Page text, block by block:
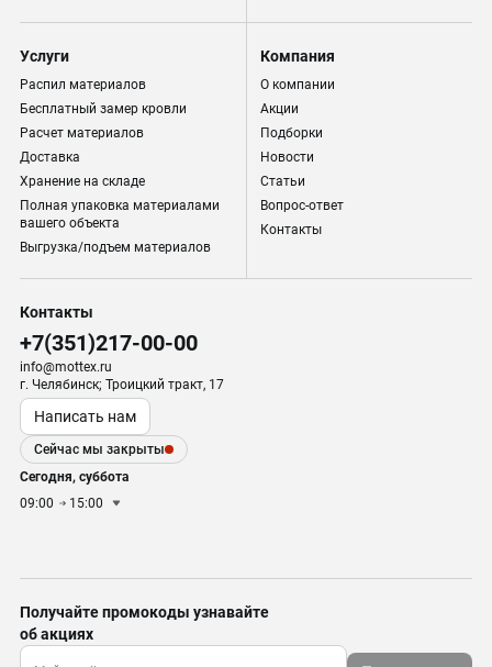
Услуги
Распил материалов
Бесплатный замер кровли
Расчет материалов
Доставка
Хранение на складе
Полная упаковка материалами
вашего объекта
Выгрузка/подъем материалов
Компания
О компании
Акции
Подборки
Новости
Статьи
Вопрос-ответ
Контакты
Контакты
+7(351)217-00-00
info@mottex.ru
г. Челябинск; Троицкий тракт, 17
Написать нам
Сейчас мы закрыты
Сегодня, суббота
09:00
15:00
Получайте промокоды узнавайте
об акциях